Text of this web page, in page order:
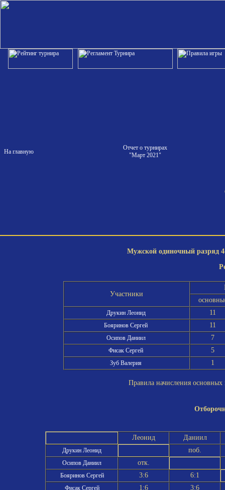
На главную
Отчет о турнирах
"Март 2021"
Мужской одиночный разряд
Участники
Друкин Леонид 11
Бояринов Сергей 11
Осипов Даниил 7
Фисак Сергей 5
Зуб Валерия 1
Правила начисления
Леонид Даниил
Друкин Леонид поб.
Осипов Даниил отк.
Бояринов Сергей 3:6 6:1
Фисак Сергей 1:6 3:6